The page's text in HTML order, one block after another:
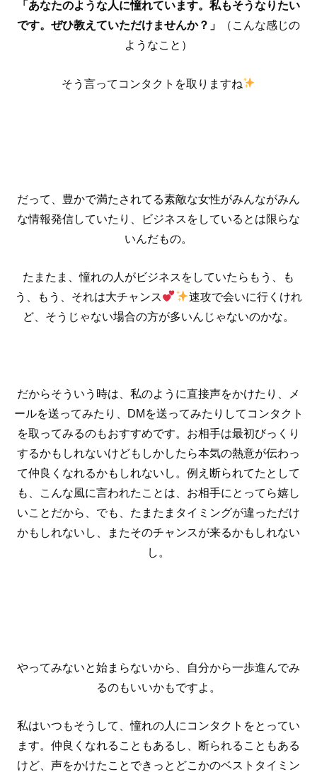
「あなたのような人に憧れています。私もそうなりたい
です。ぜひ教えていただけませんか？」
（こんな感じの
ようなこと）
そう言ってコンタクトを取りますね
だって、豊かで満たされてる素敵な女性がみんながみん
な情報発信していたり、ビジネスをしているとは限らな
いんだもの。
たまたま、憧れの人がビジネスをしていたらもう、も
う、もう、それは大チャンス
速攻で会いに行くけれ
ど、そうじゃない場合の方が多いんじゃないのかな。
だからそういう時は、私のように直接声をかけたり、メ
ールを送ってみたり、DMを送ってみたりしてコンタクト
を取ってみるのもおすすめです。お相手は最初びっくり
するかもしれないけどもしかしたら本気の熱意が伝わっ
て仲良くなれるかもしれないし。例え断られてたとして
も、こんな風に言われたことは、お相手にとってら嬉し
いことだから、でも、たまたまタイミングが違っただけ
かもしれないし、またそのチャンスが来るかもしれない
し。
やってみないと始まらないから、自分から一歩進んでみ
るのもいいかもですよ。
私はいつもそうして、憧れの人にコンタクトをとってい
ます。仲良くなれることもあるし、断られることもある
けど、声をかけたことできっとどこかのベストタイミン